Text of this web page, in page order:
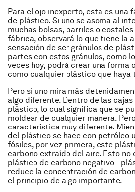
Para el ojo inexperto, esta es una
de plástico. Si uno se asoma al
muchas bolsas, barriles o
fábrica, observará lo que tiene la
sensación de ser gránulos de
partes con estos gránulos, como
veces hoy, podrá crear una forma
como cualquier plástico que haya
Pero si uno mira más
algo diferente. Dentro de las cajas
plástico, lo cual significa que se
moldear de cualquier manera.
característica muy diferente.
del plástico se hace con petróleo
fósiles, por vez primera, este
carbono extraído del aire. Esto no
plástico de carbono negativo
reduce la concentración de
el principio de algo importante.